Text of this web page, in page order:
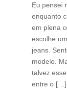
Eu pensei
enquanto
em plena
escolhe
jeans.
modelo.
talvez
entre o […]